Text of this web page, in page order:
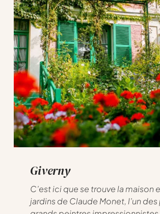
Giverny
C’est ici que se trouve la maison
jardins de Claude Monet, l’un des